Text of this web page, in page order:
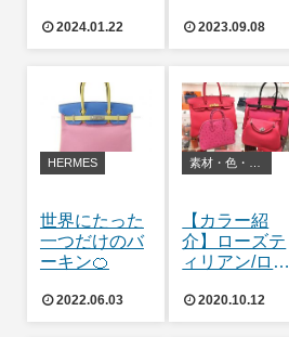
2024.01.22 2023.09.08
HERMES
世界にたった
一つだけのバ
ーキン🍊
2022.06.03
【カラー紹
介】ローズテ
ィリアン/ロー
ーム2020.10.12